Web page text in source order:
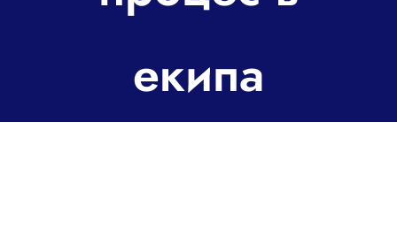
екипа